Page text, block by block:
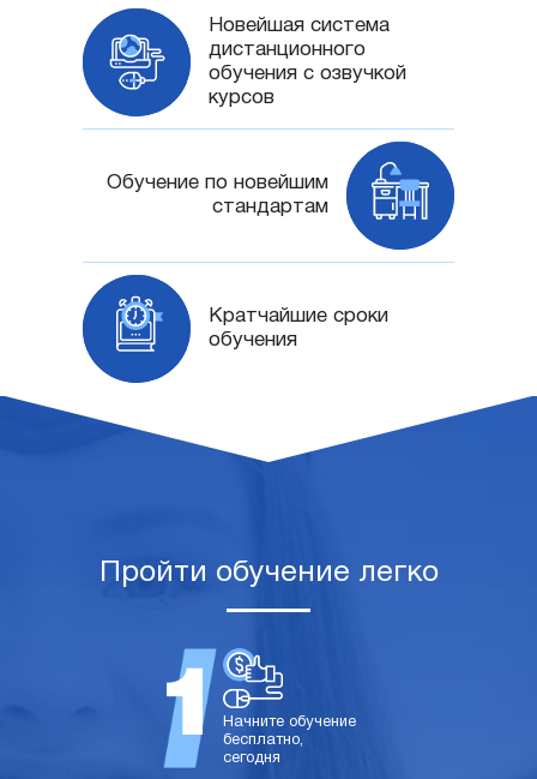
Новейшая система
дистанционного
обучения с озвучкой
курсов
Обучение по новейшим
стандартам
Кратчайшие сроки
обучения
Пройти обучение легко
Начните обучение
бесплатно,
сегодня